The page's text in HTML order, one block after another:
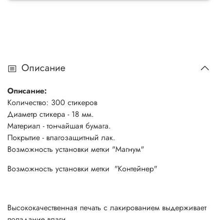
Описание
Описание:
Количество: 300 стикеров
Диаметр стикера - 18 мм.
Материал - тончайшая бумага.
Покрытие - влагозащитный лак.
Возможность установки метки "Магнум"
Возможность установки метки "Контейнер"
Высококачественная печать с лакированием выдерживает